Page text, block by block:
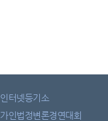
인터넷등기소
가인법정변론경연대회